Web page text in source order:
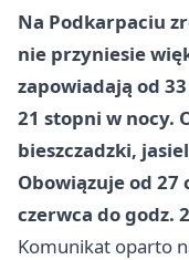
Na Podkarpaciu
nie przyniesie
zapowiadają od
21 stopni w nocy.
bieszczadzki,
Obowiązuje od 27
czerwca do godz.
Komunikat oparto